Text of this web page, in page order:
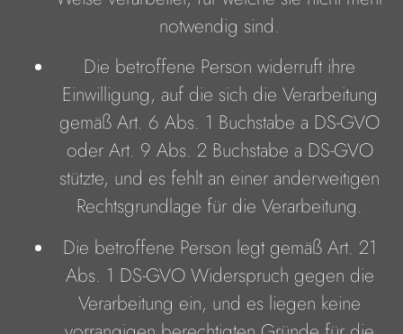
notwendig sind.
Die betroffene Person widerruft ihre
Einwilligung, auf die sich die Verarbeitung
gemäß Art. 6 Abs. 1 Buchstabe a DS-GVO
oder Art. 9 Abs. 2 Buchstabe a DS-GVO
stützte, und es fehlt an einer anderweitigen
Rechtsgrundlage für die Verarbeitung.
Die betroffene Person legt gemäß Art. 21
Abs. 1 DS-GVO Widerspruch gegen die
Verarbeitung ein, und es liegen keine